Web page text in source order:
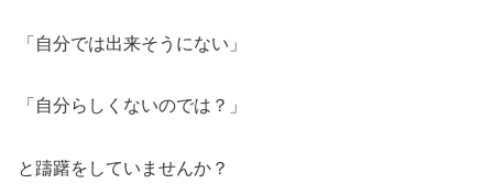
「自分では出来そうにない」
「自分らしくないのでは？」
と躊躇をしていませんか？